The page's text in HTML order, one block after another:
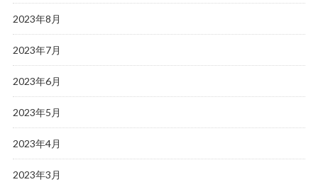
2023年8月
2023年7月
2023年6月
2023年5月
2023年4月
2023年3月